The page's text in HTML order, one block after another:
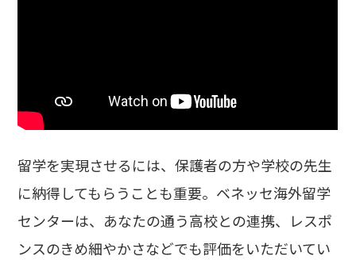
留学を実現させるには、保護者の方や学校の先生
に納得してもらうことも重要。ベネッセ海外留学
センターは、あなたの通う高校との連携、レスポ
ンスのきめ細やかさなどでも評価をいただいてい